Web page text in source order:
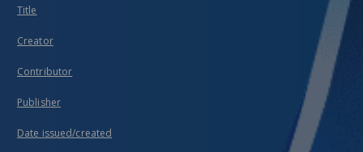
Title
Creator
Contributor
Publisher
Date issued/created